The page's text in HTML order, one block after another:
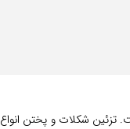
تزئین شکلات و پختن انواع